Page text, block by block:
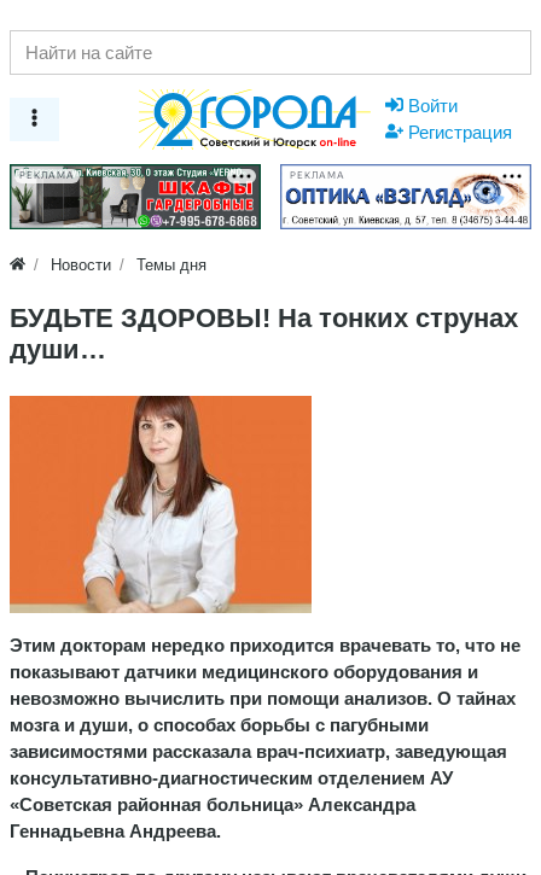
Войти
Регистрация
РЕКЛАМА РЕКЛАМА
Новости Темы дня
БУДЬТЕ ЗДОРОВЫ! На тонких струнах
души…
Этим докторам нередко приходится врачевать то, что не
показывают датчики медицинского оборудования и
невозможно вычислить при помощи анализов. О тайнах
мозга и души, о способах борьбы с пагубными
зависимостями рассказала врач-психиатр, заведующая
консультативно-диагностическим отделением АУ
«Советская районная больница» Александра
Геннадьевна Андреева.